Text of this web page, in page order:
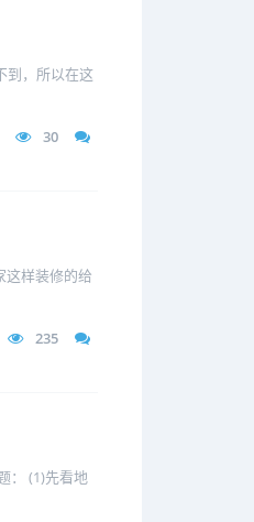
到，所以在这
30
这样装修的给
235
： (1)先看地